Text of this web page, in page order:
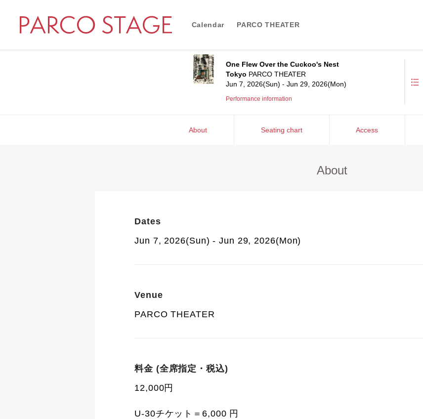
Calendar PARCO THEATER
One Flew Over the Cuckoo's Nest
Tokyo PARCO THEATER
Jun 7, 2026(Sun) - Jun 29, 2026(Mon)
Performance information
About Seating chart Access
About
Dates
Jun 7, 2026(Sun) - Jun 29, 2026(Mon)
Venue
PARCO THEATER
料金 (全席指定・税込)
12,000円
U-30チケット＝6,000 円